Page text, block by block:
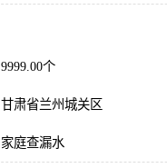
9999.00个
甘肃省兰州城关区
家庭查漏水